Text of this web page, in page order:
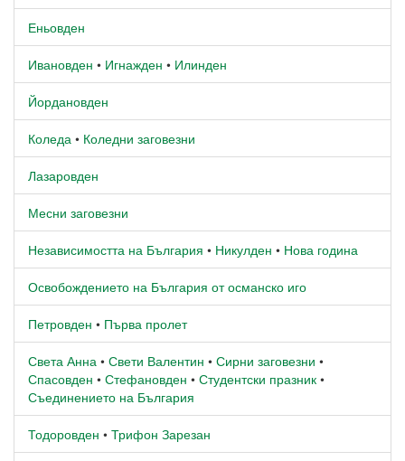
Еньовден
Ивановден • Игнажден • Илинден
Йордановден
Коледа • Коледни заговезни
Лазаровден
Месни заговезни
Независимостта на България • Никулден • Нова година
Освобождението на България от османско иго
Петровден • Първа пролет
Света Анна • Свети Валентин • Сирни заговезни •
Спасовден • Стефановден • Студентски празник •
Съединението на България
Тодоровден • Трифон Зарезан